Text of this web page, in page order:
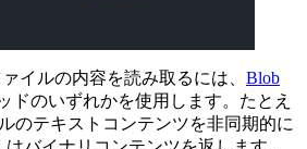
イルの内容を読み取るには、 Blob
ドのいずれかを使用します。たとえ
のテキストコンテンツを非同期的に